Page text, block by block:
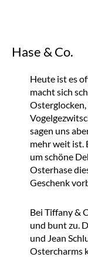
Hase & Co.
Heute ist es
macht sich
sagen uns
mehr weit ist.
um schöne
Osterhase
Geschenk
Bei Tiffany &
und bunt zu.
und Jean
Ostercharms